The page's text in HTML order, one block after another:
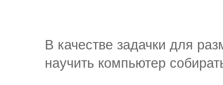
В качестве задачки для
научить компьютер